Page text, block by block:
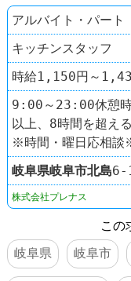
アルバイト・パート
キッチンスタッフ
時給1,150円～
9:00～23:00休憩時
以上、8時間を超え
※時間・曜日応相談
岐阜県岐阜市北島6-
株式会社プレナス
この
岐阜県
岐阜市